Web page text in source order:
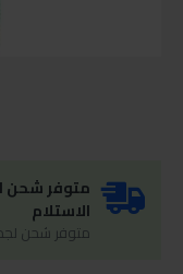
متوفر شحن
الاستلام
متوفر شحن